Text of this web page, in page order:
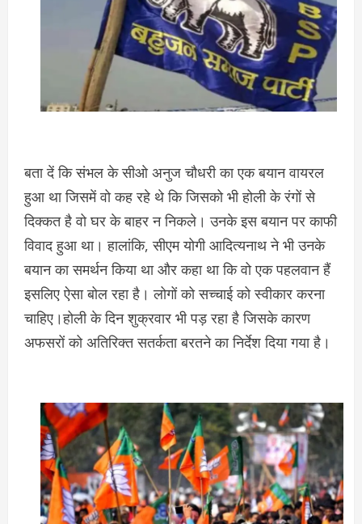
बता दें कि संभल के सीओ अनुज चौधरी का एक बयान वायरल
हुआ था जिसमें वो कह रहे थे कि जिसको भी होली के रंगों से
दिक्कत है वो घर के बाहर न निकले। उनके इस बयान पर काफी
विवाद हुआ था। हालांकि, सीएम योगी आदित्यनाथ ने भी उनके
बयान का समर्थन किया था और कहा था कि वो एक पहलवान हैं
इसलिए ऐसा बोल रहा है। लोगों को सच्चाई को स्वीकार करना
चाहिए।होली के दिन शुक्रवार भी पड़ रहा है जिसके कारण
अफसरों को अतिरिक्त सतर्कता बरतने का निर्देश दिया गया है।